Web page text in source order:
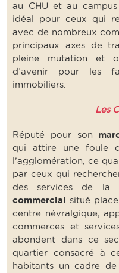
au CHU et au
idéal pour ceux qui
avec de nombreux
principaux axes de
pleine mutation et
d’avenir pour les
immobiliers.
Les
Réputé pour son
qui attire une foule
l’agglomération, ce
par ceux qui
des services de la
commercialsitué
centre névralgique,
commerces et
abondent dans ce
quartier consacré à
habitants un cadre